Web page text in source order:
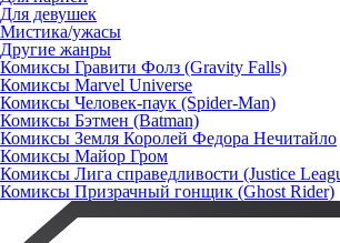
Для девушек
Мистика/ужасы
Другие жанры
Комиксы Гравити Фолз (Gravity Falls)
Комиксы Marvel Universe
Комиксы Человек-паук (Spider-Man)
Комиксы Бэтмен (Batman)
Комиксы Земля Королей Федора Нечитайло
Комиксы Майор Гром
Комиксы Лига справедливости (Justice
Комиксы Призрачный гонщик (Ghost Rider)